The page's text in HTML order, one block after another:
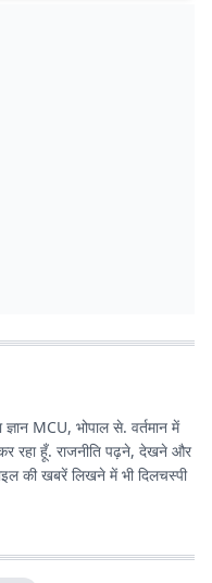
ज्ञान MCU, भोपाल से. वर्तमान में
रहा हूँ. राजनीति पढ़ने, देखने और
की खबरें लिखने में भी दिलचस्पी